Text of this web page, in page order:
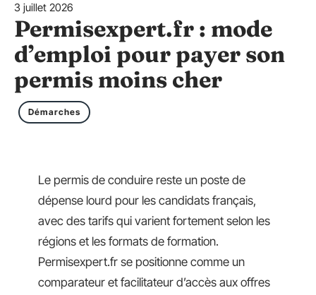
3 juillet 2026
Permisexpert.fr : mode
d’emploi pour payer son
permis moins cher
Démarches
Le permis de conduire reste un poste de
dépense lourd pour les candidats français,
avec des tarifs qui varient fortement selon les
régions et les formats de formation.
Permisexpert.fr se positionne comme un
comparateur et facilitateur d’accès aux offres